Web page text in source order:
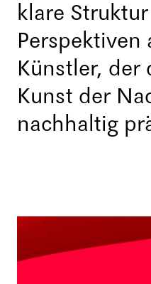
klare
Perspektiven
Künstler, der
Kunst der
nachhaltig